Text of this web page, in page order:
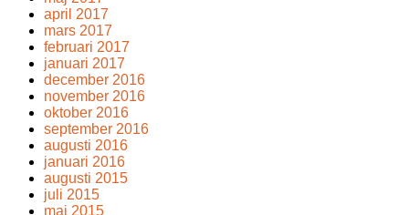
april 2017
mars 2017
februari 2017
januari 2017
december 2016
november 2016
oktober 2016
september 2016
augusti 2016
januari 2016
augusti 2015
juli 2015
maj 2015